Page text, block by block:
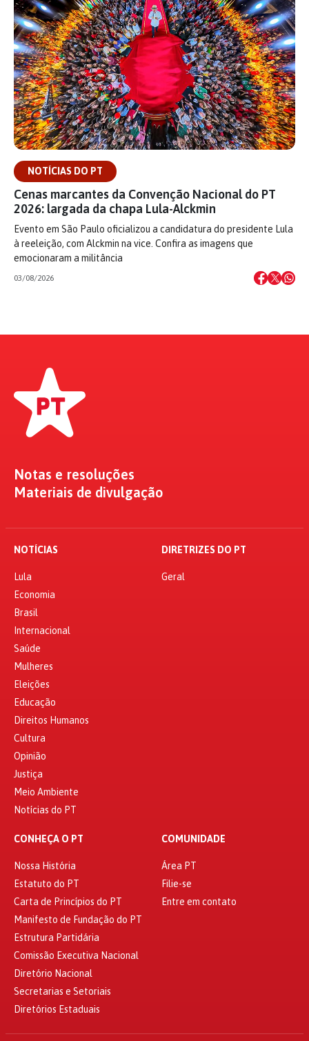
NOTÍCIAS DO PT
Cenas marcantes da Convenção Nacional do PT
2026: largada da chapa Lula-Alckmin
Evento em São Paulo oficializou a candidatura do presidente Lula
à reeleição, com Alckmin na vice. Confira as imagens que
emocionaram a militância
03/08/2026
Notas e resoluções
Materiais de divulgação
NOTÍCIAS
Lula
Economia
Brasil
Internacional
Saúde
Mulheres
Eleições
Educação
Direitos Humanos
Cultura
Opinião
Justiça
Meio Ambiente
Notícias do PT
DIRETRIZES DO PT
Geral
CONHEÇA O PT
Nossa História
Estatuto do PT
Carta de Princípios do PT
Manifesto de Fundação do PT
Estrutura Partidária
Comissão Executiva Nacional
Diretório Nacional
Secretarias e Setoriais
Diretórios Estaduais
COMUNIDADE
Área PT
Filie-se
Entre em contato